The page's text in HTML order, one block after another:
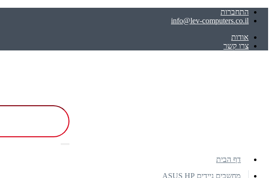
התחברות
info@lev-computers.co.il
אודות
צרו קשר
דף הבית
מחשבים ניידים ASUS HP